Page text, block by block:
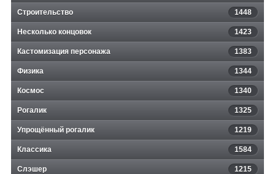
Строительство 1448
Несколько концовок 1423
Кастомизация персонажа 1383
Физика 1344
Космос 1340
Рогалик 1325
Упрощённый рогалик 1219
Классика 1584
Слэшер 1215